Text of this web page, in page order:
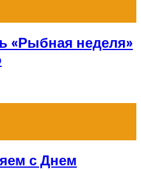
«Рыбная неделя»
с Днем